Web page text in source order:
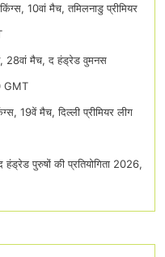
10वां मैच, तमिलनाडु प्रीमियर
28वां मैच, द हंड्रेड वुमनस
GMT
19वें मैच, दिल्ली प्रीमियर लीग
पुरुषों की प्रतियोगिता 2026,